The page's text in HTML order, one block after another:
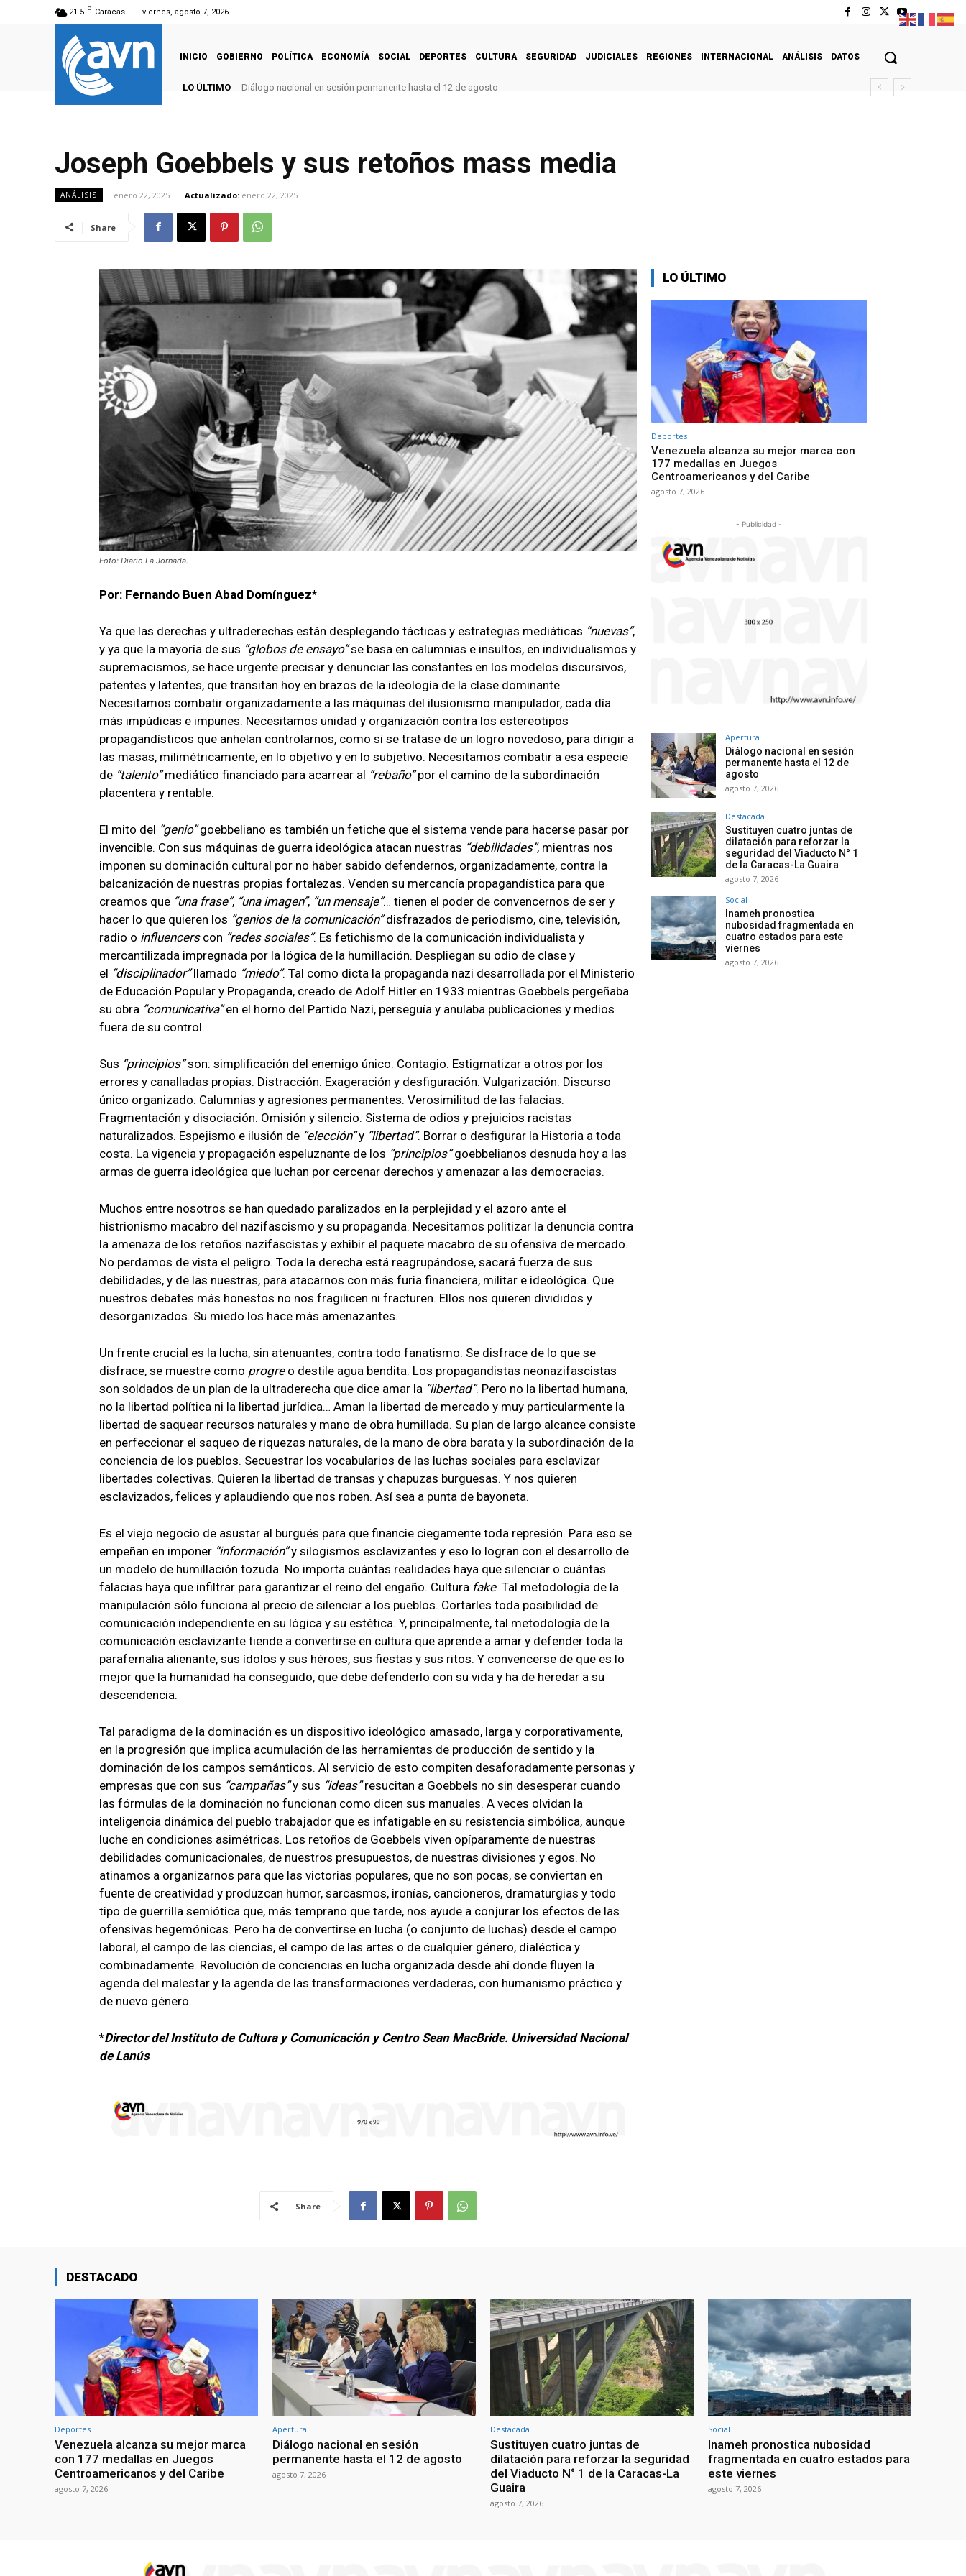
21.5 C Caracas viernes, agosto 7, 2026
INICIO GOBIERNO POLÍTICA ECONOMÍA SOCIAL DEPORTES CULTURA SEGURIDAD JUDICIALES REGIONES INTERNACIONAL ANÁLISIS DATOS
LO ÚLTIMO Diálogo nacional en sesión permanente hasta el 12 de agosto
Sustituyen cuatro juntas de dilatación para reforzar la seguridad del Viaducto N° 1 de la Caracas-La Guaira
Joseph Goebbels y sus retoños mass media
ANÁLISIS enero 22, 2025 Actualizado: enero 22, 2025
Share
Foto: Diario La Jornada.
Por: Fernando Buen Abad Domínguez*
Ya que las derechas y ultraderechas están desplegando tácticas y estrategias mediáticas nuevas ,
y ya que la mayoría de sus globos de ensayo se basa en calumnias e insultos, en individualismos y
supremacismos, se hace urgente precisar y denunciar las constantes en los modelos discursivos,
patentes y latentes, que transitan hoy en brazos de la ideología de la clase dominante.
Necesitamos combatir organizadamente a las máquinas del ilusionismo manipulador, cada día
más impúdicas e impunes. Necesitamos unidad y organización contra los estereotipos
propagandísticos que anhelan controlarnos, como si se tratase de un logro novedoso, para dirigir a
las masas, milimétricamente, en lo objetivo y en lo subjetivo. Necesitamos combatir a esa especie
de talento mediático financiado para acarrear al rebaño por el camino de la subordinación
placentera y rentable.
El mito del genio goebbeliano es también un fetiche que el sistema vende para hacerse pasar por
invencible. Con sus máquinas de guerra ideológica atacan nuestras debilidades , mientras nos
imponen su dominación cultural por no haber sabido defendernos, organizadamente, contra la
balcanización de nuestras propias fortalezas. Venden su mercancía propagandística para que
creamos que una frase , una imagen , un mensaje … tienen el poder de convencernos de ser y
hacer lo que quieren los genios de la comunicación disfrazados de periodismo, cine, televisión,
radio o influencers con redes sociales . Es fetichismo de la comunicación individualista y
mercantilizada impregnada por la lógica de la humillación. Despliegan su odio de clase y
el disciplinador llamado miedo . Tal como dicta la propaganda nazi desarrollada por el Ministerio
de Educación Popular y Propaganda, creado de Adolf Hitler en 1933 mientras Goebbels pergeñaba
su obra comunicativa en el horno del Partido Nazi, perseguía y anulaba publicaciones y medios
fuera de su control.
Sus principios son: simplificación del enemigo único. Contagio. Estigmatizar a otros por los
errores y canalladas propias. Distracción. Exageración y desfiguración. Vulgarización. Discurso
único organizado. Calumnias y agresiones permanentes. Verosimilitud de las falacias.
Fragmentación y disociación. Omisión y silencio. Sistema de odios y prejuicios racistas
naturalizados. Espejismo e ilusión de elección y libertad . Borrar o desfigurar la Historia a toda
costa. La vigencia y propagación espeluznante de los principios goebbelianos desnuda hoy a las
armas de guerra ideológica que luchan por cercenar derechos y amenazar a las democracias.
Muchos entre nosotros se han quedado paralizados en la perplejidad y el azoro ante el
histrionismo macabro del nazifascismo y su propaganda. Necesitamos politizar la denuncia contra
la amenaza de los retoños nazifascistas y exhibir el paquete macabro de su ofensiva de mercado.
No perdamos de vista el peligro. Toda la derecha está reagrupándose, sacará fuerza de sus
debilidades, y de las nuestras, para atacarnos con más furia financiera, militar e ideológica. Que
nuestros debates más honestos no nos fragilicen ni fracturen. Ellos nos quieren divididos y
desorganizados. Su miedo los hace más amenazantes.
Un frente crucial es la lucha, sin atenuantes, contra todo fanatismo. Se disfrace de lo que se
disfrace, se muestre como progreo destile agua bendita. Los propagandistas neonazifascistas
son soldados de un plan de la ultraderecha que dice amar la libertad . Pero no la libertad humana,
no la libertad política ni la libertad jurídica… Aman la libertad de mercado y muy particularmente la
libertad de saquear recursos naturales y mano de obra humillada. Su plan de largo alcance consiste
en perfeccionar el saqueo de riquezas naturales, de la mano de obra barata y la subordinación de la
conciencia de los pueblos. Secuestrar los vocabularios de las luchas sociales para esclavizar
libertades colectivas. Quieren la libertad de transas y chapuzas burguesas. Y nos quieren
esclavizados, felices y aplaudiendo que nos roben. Así sea a punta de bayoneta.
Es el viejo negocio de asustar al burgués para que financie ciegamente toda represión. Para eso se
empeñan en imponer información y silogismos esclavizantes y eso lo logran con el desarrollo de
un modelo de humillación tozuda. No importa cuántas realidades haya que silenciar o cuántas
falacias haya que infiltrar para garantizar el reino del engaño. Cultura fake. Tal metodología de la
manipulación sólo funciona al precio de silenciar a los pueblos. Cortarles toda posibilidad de
comunicación independiente en su lógica y su estética. Y, principalmente, tal metodología de la
comunicación esclavizante tiende a convertirse en cultura que aprende a amar y defender toda la
parafernalia alienante, sus ídolos y sus héroes, sus fiestas y sus ritos. Y convencerse de que es lo
mejor que la humanidad ha conseguido, que debe defenderlo con su vida y ha de heredar a su
descendencia.
Tal paradigma de la dominación es un dispositivo ideológico amasado, larga y corporativamente,
en la progresión que implica acumulación de las herramientas de producción de sentido y la
dominación de los campos semánticos. Al servicio de esto compiten desaforadamente personas y
empresas que con sus campañas y sus ideas resucitan a Goebbels no sin desesperar cuando
las fórmulas de la dominación no funcionan como dicen sus manuales. A veces olvidan la
inteligencia dinámica del pueblo trabajador que es infatigable en su resistencia simbólica, aunque
luche en condiciones asimétricas. Los retoños de Goebbels viven opíparamente de nuestras
debilidades comunicacionales, de nuestros presupuestos, de nuestras divisiones y egos. No
atinamos a organizarnos para que las victorias populares, que no son pocas, se conviertan en
fuente de creatividad y produzcan humor, sarcasmos, ironías, cancioneros, dramaturgias y todo
tipo de guerrilla semiótica que, más temprano que tarde, nos ayude a conjurar los efectos de las
ofensivas hegemónicas. Pero ha de convertirse en lucha (o conjunto de luchas) desde el campo
laboral, el campo de las ciencias, el campo de las artes o de cualquier género, dialéctica y
combinadamente. Revolución de conciencias en lucha organizada desde ahí donde fluyen la
agenda del malestar y la agenda de las transformaciones verdaderas, con humanismo práctico y
de nuevo género.
*Director del Instituto de Cultura y Comunicación y Centro Sean MacBride. Universidad Nacional
de Lanús
Share
LO ÚLTIMO
Deportes
Venezuela alcanza su mejor marca con
177 medallas en Juegos
Centroamericanos y del Caribe
agosto 7, 2026
- Publicidad -
Apertura
Diálogo nacional en sesión
permanente hasta el 12 de
agosto
agosto 7, 2026
Destacada
Sustituyen cuatro juntas de
dilatación para reforzar la
seguridad del Viaducto N° 1
de la Caracas-La Guaira
agosto 7, 2026
Social
Inameh pronostica
nubosidad fragmentada en
cuatro estados para este
viernes
agosto 7, 2026
DESTACADO
Deportes
Venezuela alcanza su mejor marca
con 177 medallas en Juegos
Centroamericanos y del Caribe
agosto 7, 2026
Apertura
Diálogo nacional en sesión
permanente hasta el 12 de agosto
agosto 7, 2026
Destacada
Sustituyen cuatro juntas de
dilatación para reforzar la seguridad
del Viaducto N° 1 de la Caracas-La
Guaira
agosto 7, 2026
Social
Inameh pronostica nubosidad
fragmentada en cuatro estados para
este viernes
agosto 7, 2026